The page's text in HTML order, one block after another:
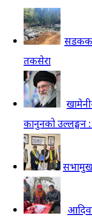
तकसेरा
कानुनको उल्लङ्घन :
सभामुख